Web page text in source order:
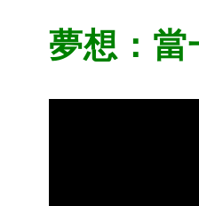
夢想：當